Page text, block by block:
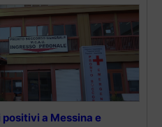
a Messina e